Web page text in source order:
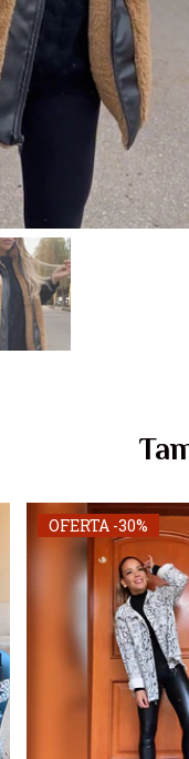
OFERTA -30%